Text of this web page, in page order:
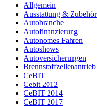
Allgemein
Ausstattung & Zubehör
Autobranche
Autofinanzierung
Autonomes Fahren
Autoshows
Autoversicherungen
Brennstoffzellenantrieb
CeBIT
Cebit 2012
CeBIT 2014
CeBIT 2017